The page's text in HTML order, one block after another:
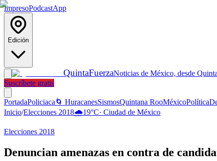
ImpresoPodcastApp
Edición
QuintaFuerzaNoticias de México, desde
Suscríbete gratis
PortadaPoliciaca 🌀 HuracanesSismosQuintana RooMéxicoPolítica
Inicio/Elecciones 2018🌧️19°C· Ciudad de México
Elecciones 2018
Denuncian amenazas en contra de